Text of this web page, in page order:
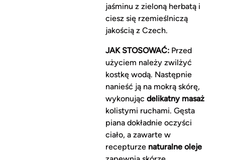
jaśminu z zieloną herbatą i
ciesz się rzemieślniczą
jakością z Czech.
JAK STOSOWAĆ:Przed
użyciem należy zwilżyć
kostkę wodą. Następnie
nanieść ją na mokrą skórę,
wykonując delikatny masaż
kolistymi ruchami. Gęsta
piana dokładnie oczyści
ciało, a zawarte w
recepturze naturalne oleje